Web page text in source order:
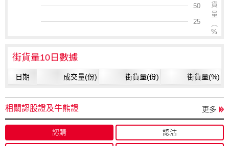
25
50
貨
量
︵
%
街貨量10日數據
日期 成交量(份) 街貨量(份) 街貨量(%)
相關認股證及牛熊證 更多
認購 認沽